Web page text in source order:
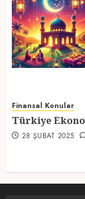
Finansal Konular
Türkiye
28 ŞUBAT 2025